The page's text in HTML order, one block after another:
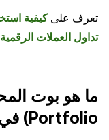
تعرف على
تداول العملات الرقمية
Portfolio) في تداول العملات الرقمية؟